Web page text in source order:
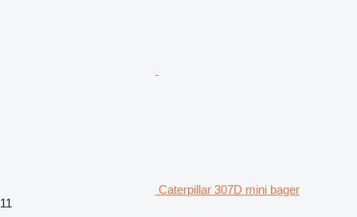
Caterpillar 307D mini bager
11